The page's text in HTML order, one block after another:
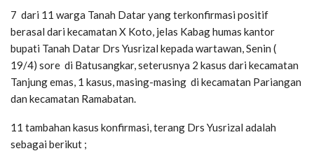
7 dari 11 warga Tanah Datar yang terkonfirmasi positif
berasal dari kecamatan X Koto, jelas Kabag humas kantor
bupati Tanah Datar Drs Yusrizal kepada wartawan, Senin (
19/4) sore di Batusangkar, seterusnya 2 kasus dari kecamatan
Tanjung emas, 1 kasus, masing-masing di kecamatan Pariangan
dan kecamatan Ramabatan.
11 tambahan kasus konfirmasi, terang Drs Yusrizal adalah
sebagai berikut ;